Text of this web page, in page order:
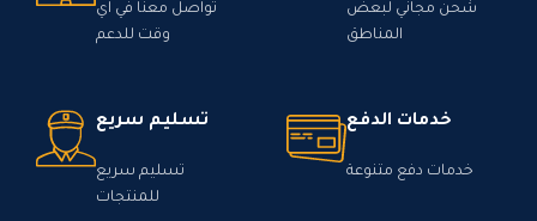
شحن مجاني لبعض
المناطق
تواصل معنا في اي
وقت للدعم
خدمات الدفع
خدمات دفع متنوعة
تسليم سريع
تسليم سريع
للمنتجات